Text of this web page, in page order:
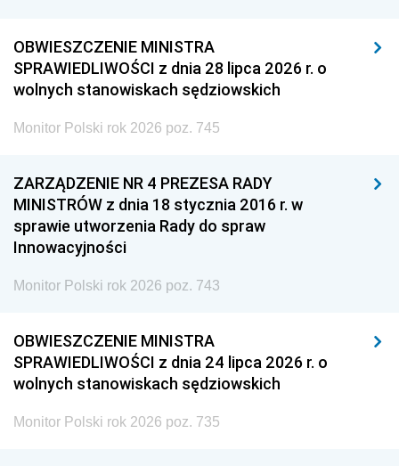
OBWIESZCZENIE MINISTRA
SPRAWIEDLIWOŚCI z dnia 28 lipca 2026 r. o
wolnych stanowiskach sędziowskich
Monitor Polski rok 2026 poz. 745
ZARZĄDZENIE NR 4 PREZESA RADY
MINISTRÓW z dnia 18 stycznia 2016 r. w
sprawie utworzenia Rady do spraw
Innowacyjności
Monitor Polski rok 2026 poz. 743
OBWIESZCZENIE MINISTRA
SPRAWIEDLIWOŚCI z dnia 24 lipca 2026 r. o
wolnych stanowiskach sędziowskich
Monitor Polski rok 2026 poz. 735